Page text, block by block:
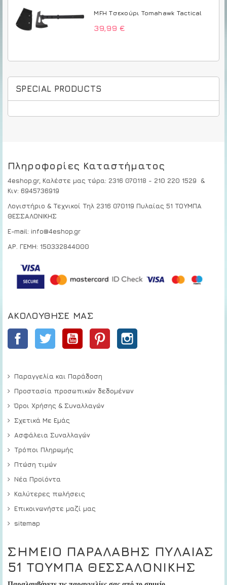
MFH Τσεκούρι Tomahawk Tactical
39,99 €
SPECIAL PRODUCTS
Πληροφορίες Καταστήματος
4eshop.gr, Καλέστε μας τώρα: 2316 070118 - 210 220 1529
&
Κιν: 6945736919
Λογιστήριο & Τεχνικοί Τηλ 2316 070119 Πυλαίας 51 ΤΟΥΜΠΑ
ΘΕΣΣΑΛΟΝΙΚΗΣ
E-mail: info@4eshop.gr
ΑΡ. ΓΕΜΗ: 150332844000
ΑΚΟΛΟΎΘΗΣΕ ΜΑΣ
Facebook Twitter YouTube Pinterest
Παραγγελία και Παράδοση
Προστασία προσωπικών δεδομένων
Όροι Χρήσης & Συναλλαγών
Σχετικά Με Εμάς
Ασφάλεια Συναλλαγών
Τρόποι Πληρωμής
Πτώση τιμών
Νέα Προϊόντα
Καλύτερες πωλήσεις
Επικοινωνήστε μαζί μας
sitemap
ΣΗΜΕΙΟ ΠΑΡΑΛΑΒΗΣ ΠΥΛΑΙΑΣ
51 ΤΟΥΜΠΑ ΘΕΣΣΑΛΟΝΙΚΗΣ